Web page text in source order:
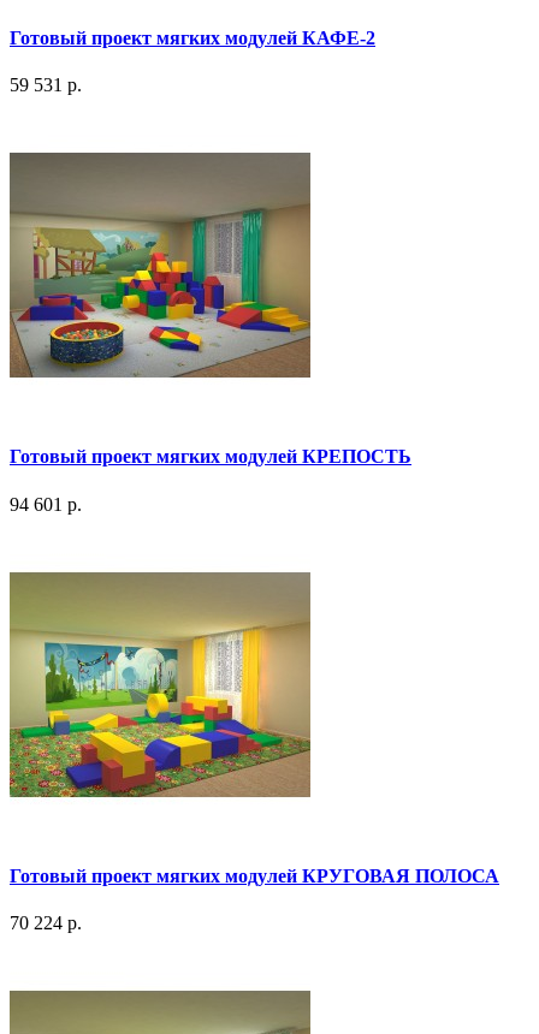
Готовый проект мягких модулей КАФЕ-2
59 531 р.
Готовый проект мягких модулей КРЕПОСТЬ
94 601 р.
Готовый проект мягких модулей КРУГОВАЯ ПОЛОСА
70 224 р.